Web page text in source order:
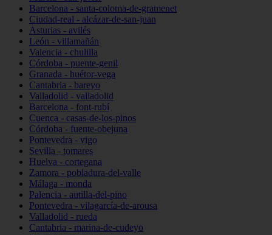
Barcelona - santa-coloma-de-gramenet
Ciudad-real - alcázar-de-san-juan
Asturias - avilés
León - villamañán
Valencia - chulilla
Córdoba - puente-genil
Granada - huétor-vega
Cantabria - bareyo
Valladolid - valladolid
Barcelona - font-rubí
Cuenca - casas-de-los-pinos
Córdoba - fuente-obejuna
Pontevedra - vigo
Sevilla - tomares
Huelva - cortegana
Zamora - pobladura-del-valle
Málaga - monda
Palencia - autilla-del-pino
Pontevedra - vilagarcía-de-arousa
Valladolid - rueda
Cantabria - marina-de-cudeyo